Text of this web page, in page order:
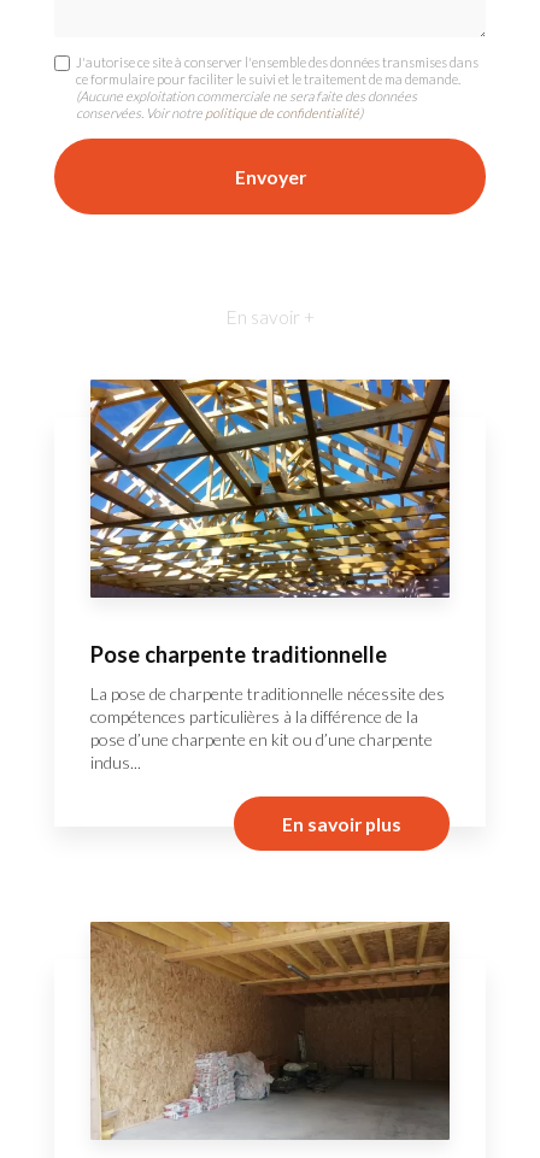
J'autorise ce site à conserver l'ensemble des données transmises dans
ce formulaire pour faciliter le suivi et le traitement de ma demande.
(Aucune exploitation commerciale ne sera faite des données
conservées. Voir notre politique de confidentialité)
En savoir +
Pose charpente traditionnelle
La pose de charpente traditionnelle nécessite des
compétences particulières à la différence de la
pose d’une charpente en kit ou d’une charpente
indus...
En savoir plus